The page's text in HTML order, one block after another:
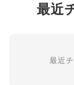
最近
最近